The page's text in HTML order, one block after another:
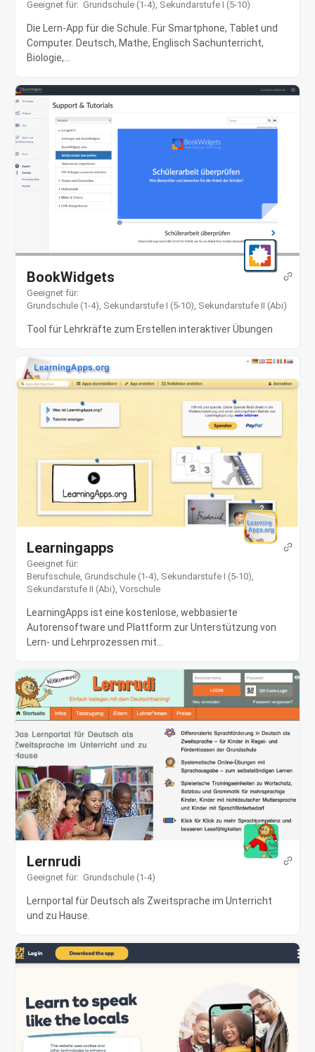
Geeignet für: Grundschule (1-4), Sekundarstufe I (5-10)
Die Lern-App für die Schule. Für Smartphone, Tablet und
Computer. Deutsch, Mathe, Englisch Sachunterricht,
Biologie,...
BookWidgets
Geeignet für:
Grundschule (1-4) Sekundarstufe I (5-10) Sekundarstufe II (Abi)
Tool für Lehrkräfte zum Erstellen interaktiver Übungen
Learningapps
Geeignet für:
Berufsschule, Grundschule (1-4), Sekundarstufe I (5-10),
Sekundarstufe II (Abi), Vorschule
LearningApps ist eine kostenlose, webbasierte
Autorensoftware und Plattform zur Unterstützung von
Lern- und Lehrprozessen mit...
Lernrudi
Geeignet für: Grundschule (1-4)
Lernportal für Deutsch als Zweitsprache im Unterricht
und zu Hause.